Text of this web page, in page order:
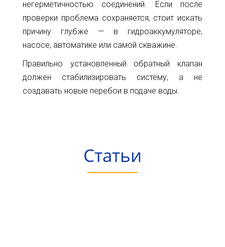
негерметичностью соединений. Если после
проверки проблема сохраняется, стоит искать
причину глубже — в гидроаккумуляторе,
насосе, автоматике или самой скважине.
Правильно установленный обратный клапан
должен стабилизировать систему, а не
создавать новые перебои в подаче воды.
Статьи